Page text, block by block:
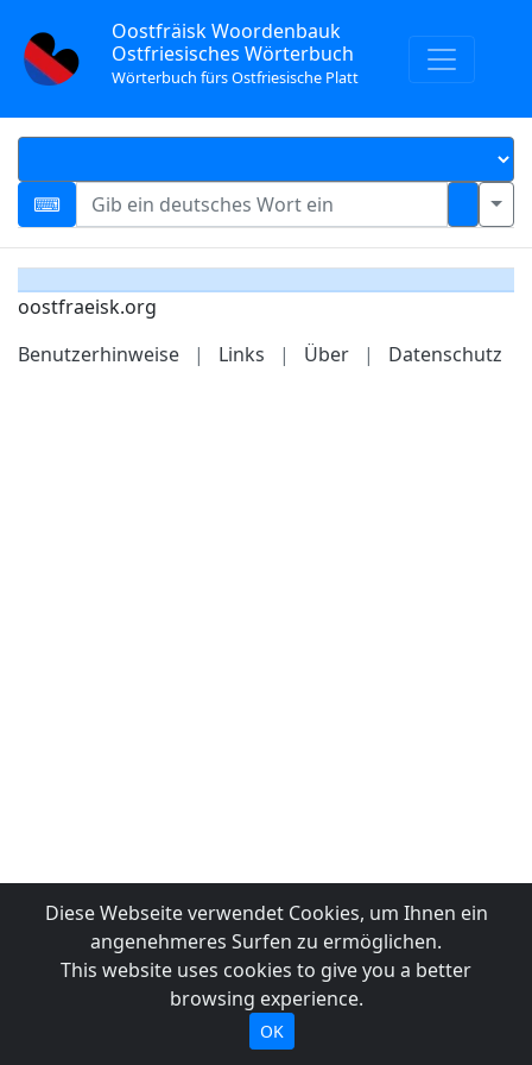
Oostfräisk Woordenbauk
Ostfriesisches Wörterbuch
Wörterbuch fürs Ostfriesische Platt
oostfraeisk.org
Benutzerhinweise
| Links | Über | Datenschutz
Diese Webseite verwendet Cookies, um Ihnen ein
angenehmeres Surfen zu ermöglichen.
This website uses cookies to give you a better
browsing experience.
OK